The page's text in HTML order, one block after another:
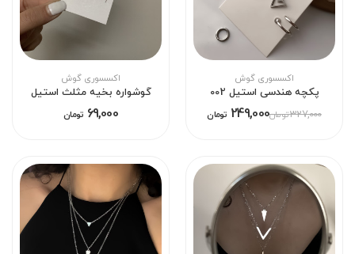
اکسسوری گوش
پکچه هندسی استیل 002
249,000 تومان 327,000 تومان
اکسسوری گوش
گوشواره بخیه مثلث استیل
69,000 تومان